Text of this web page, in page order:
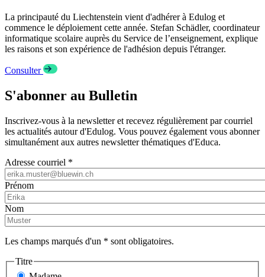
La principauté du Liechtenstein vient d'adhérer à Edulog et
commence le déploiement cette année. Stefan Schädler, coordinateur
informatique scolaire auprès du Service de l’enseignement, explique
les raisons et son expérience de l'adhésion depuis l'étranger.
Consulter
S'abonner au Bulletin
Inscrivez-vous à la newsletter et recevez régulièrement par courriel
les actualités autour d'Edulog. Vous pouvez également vous abonner
simultanément aux autres newsletter thématiques d'Educa.
Adresse courriel *
Prénom
Nom
Les champs marqués d'un * sont obligatoires.
Titre